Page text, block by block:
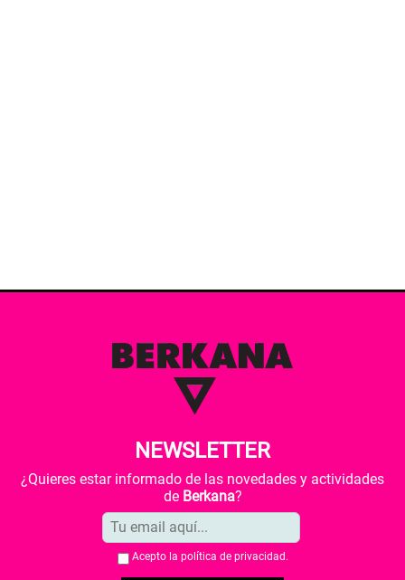
NEWSLETTER
¿Quieres estar informado de las novedades y actividades
de Berkana?
Acepto la política de privacidad .